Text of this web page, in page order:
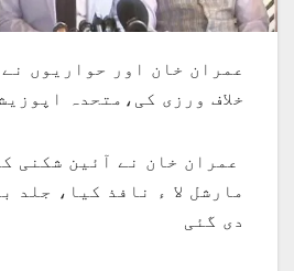
عمران خان اور حواریوں
خلاف ورزی کی،متحدہ
عمران خان نے آئین شکنی
مارشل لا ء نافذ کیا، جلد
دی گئی